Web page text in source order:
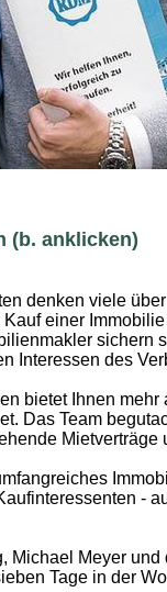
(b. anklicken)
denken viele
einer
sichern
Interessen des
bietet Ihnen
Das Team
Mietverträge
-
Michael Meyer
Tage in der